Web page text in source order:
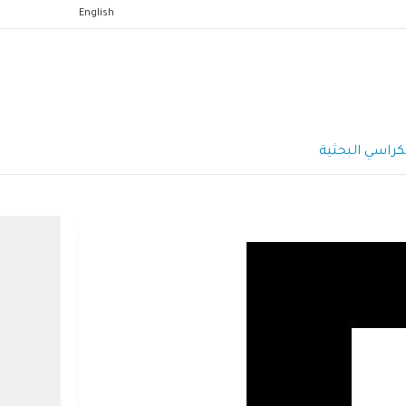
English
البحثية